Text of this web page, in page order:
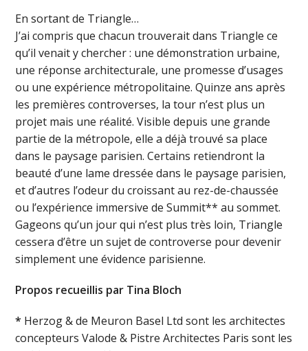
En sortant de Triangle…
J’ai compris que chacun trouverait dans Triangle ce
qu’il venait y chercher : une démonstration urbaine,
une réponse architecturale, une promesse d’usages
ou une expérience métropolitaine. Quinze ans après
les premières controverses, la tour n’est plus un
projet mais une réalité. Visible depuis une grande
partie de la métropole, elle a déjà trouvé sa place
dans le paysage parisien. Certains retiendront la
beauté d’une lame dressée dans le paysage parisien,
et d’autres l’odeur du croissant au rez-de-chaussée
ou l’expérience immersive de Summit** au sommet.
Gageons qu’un jour qui n’est plus très loin, Triangle
cessera d’être un sujet de controverse pour devenir
simplement une évidence parisienne.
Propos recueillis par Tina Bloch
* Herzog & de Meuron Basel Ltd sont les architectes
concepteurs Valode & Pistre Architectes Paris sont les